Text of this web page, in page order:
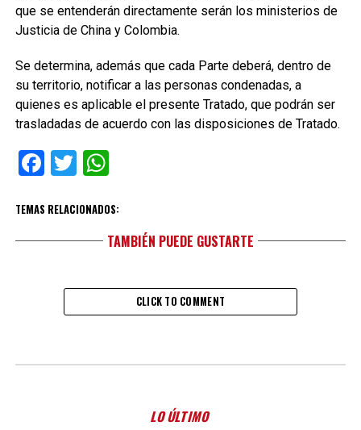
que se entenderán directamente serán los ministerios de
Justicia de China y Colombia.
Se determina, además que cada Parte deberá, dentro de
su territorio, notificar a las personas condenadas, a
quienes es aplicable el presente Tratado, que podrán ser
trasladadas de acuerdo con las disposiciones de Tratado.
Facebook
TwitterWhatsApp
TEMAS RELACIONADOS:
TAMBIÉN PUEDE GUSTARTE
CLICK TO COMMENT
LO ÚLTIMO